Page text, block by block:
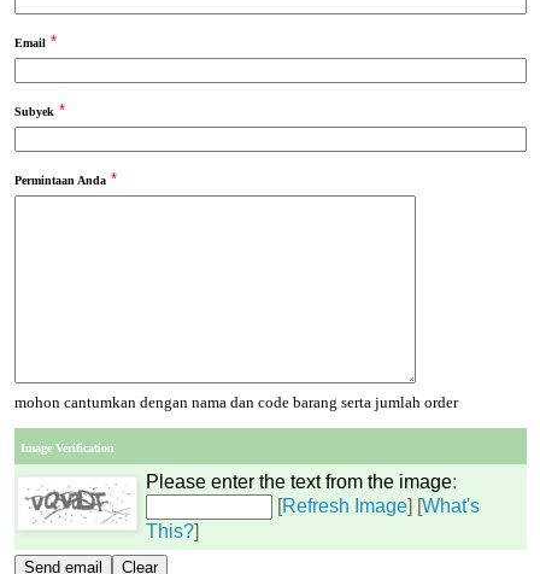
Email *
Subyek *
Permintaan Anda *
mohon cantumkan dengan nama dan code barang serta jumlah order
Image Verification
Please enter the text from the image:
[Refresh Image] [What's
This?]